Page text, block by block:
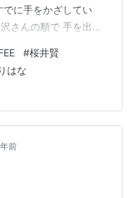
に手をかざしてい
さんの順で 手を出し
紹介】たまとろサラ
：1620円（税込、送
更新は間に合い次第
！！よろしくお願い
にはまるかっこよさ
#桜井賢
はな
前